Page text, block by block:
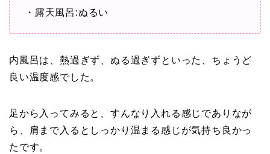
・露天風呂:ぬるい
内風呂は、熱過ぎず、ぬる過ぎずといった、ちょうど
良い温度感でした。
足から入ってみると、すんなり入れる感じでありなが
ら、肩まで入るとしっかり温まる感じが気持ち良かっ
たです。